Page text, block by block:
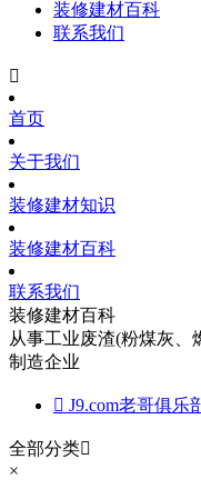
装修建材百科
联系我们

首页
关于我们
装修建材知识
装修建材百科
联系我们
装修建材百科
从事工业废渣(粉煤灰、
制造企业
 J9.com老哥俱乐
全部分类
×